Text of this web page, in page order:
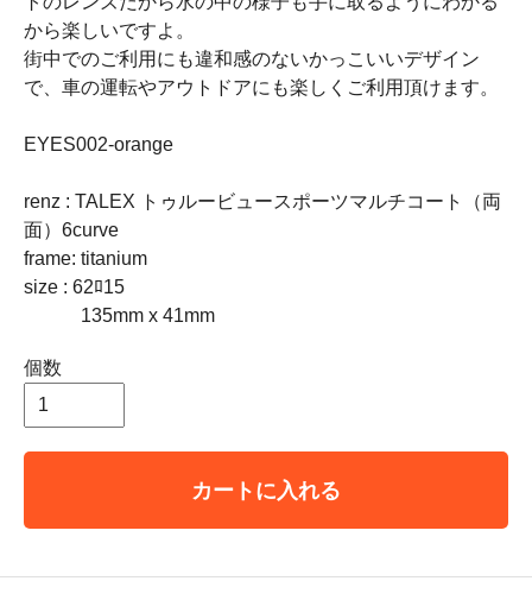
から楽しいですよ。
街中でのご利用にも違和感のないかっこいいデザイン
で、車の運転やアウトドアにも楽しくご利用頂けます。
EYES002-orange
renz : TALEX トゥルービュースポーツマルチコート（両
面）6curve
frame: titanium
size : 62ﾛ15
135mm x 41mm
個数
カートに入れる